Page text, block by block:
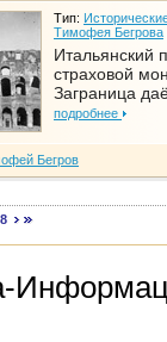
Тип:
Тимофея Бегрова
Итальянский
страховой
Заграница
подробнее
Бегров
8